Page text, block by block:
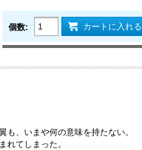
個数: カートに入れる
、いまや何の意味を持たない。
れてしまった。